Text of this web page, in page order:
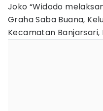
Joko “Widodo
Graha Saba Buana,
Kecamatan Banjarsari,